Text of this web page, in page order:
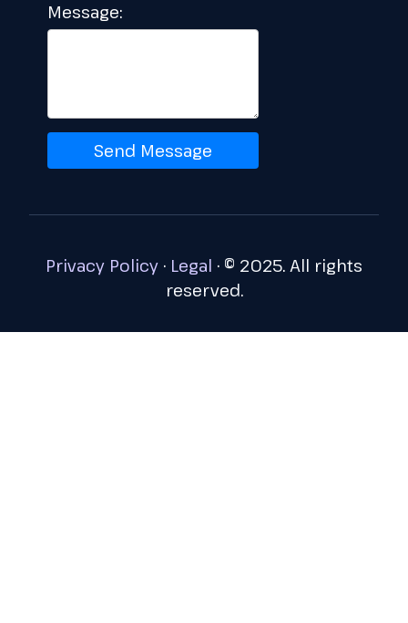
Message:
Send Message
Privacy Policy · Legal · © 2025. All rights
reserved.